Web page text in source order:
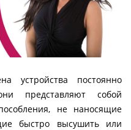
устройства постоянно
представляют собой
не наносящие
быстро высушить или